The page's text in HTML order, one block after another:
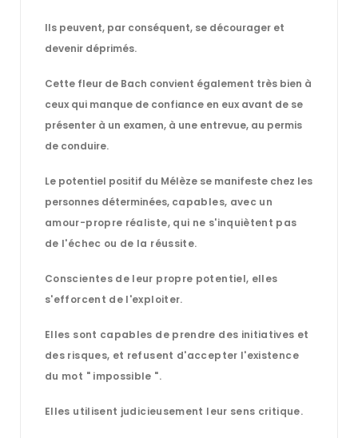
Ils peuvent, par conséquent, se décourager et
devenir déprimés.
Cette fleur de Bach convient également très bien à
ceux qui manque de confiance en eux avant de se
présenter à un examen, à une entrevue, au permis
de conduire.
Le potentiel positif du Mélèze se manifeste chez les
personnes déterminées, capables, avec un
amour-propre réaliste, qui ne s'inquiètent pas
de l'échec ou de la réussite.
Conscientes de leur propre potentiel, elles
s'efforcent de l'exploiter.
Elles sont capables de prendre des initiatives et
des risques, et refusent d'accepter l'existence
du mot " impossible ".
Elles utilisent judicieusement leur sens critique.